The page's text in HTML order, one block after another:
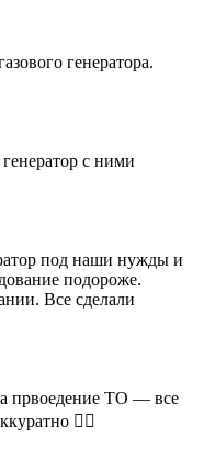
генератора.
с ними
под наши нужды и
подороже.
Все сделали
првоедение ТО — все
👌🏻